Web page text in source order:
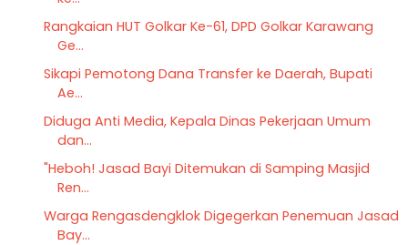
Rangkaian HUT Golkar Ke-61, DPD Golkar Karawang
Ge...
Sikapi Pemotong Dana Transfer ke Daerah, Bupati
Ae...
Diduga Anti Media, Kepala Dinas Pekerjaan Umum
dan...
"Heboh! Jasad Bayi Ditemukan di Samping Masjid
Ren...
Warga Rengasdengklok Digegerkan Penemuan Jasad
Bay...